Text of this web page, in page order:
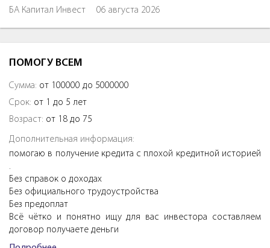
БА Капитал Инвест 06 августа 2026
ПОМОГУ ВСЕМ
Сумма: от 100000 до 5000000
Срок: от 1 до 5 лет
Возраст: от 18 до 75
Дополнительная информация:
помогаю в получение кредита с плохой кредитной историей
.
Без справок о доходах
Без официального трудоустройства
Без предоплат
Всё чётко и понятно ищу для вас инвестора составляем
договор получаете деньги